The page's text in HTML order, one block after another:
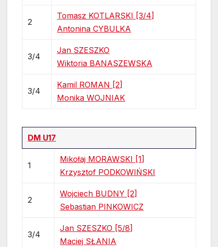
2
Tomasz KOTLARSKI [3/4]
Antonina CYBULKA
3/4
Jan SZESZKO
Wiktoria BANASZEWSKA
3/4
Kamil ROMAN [2]
Monika WOJNIAK
DM U17
1
Mikołaj MORAWSKI [1]
Krzysztof PODKOWIŃSKI
2
Wojciech BUDNY [2]
Sebastian PINKOWICZ
3/4
Jan SZESZKO [5/8]
Maciej SŁANIA